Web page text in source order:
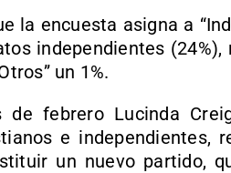
la encuesta asigna a
independientes
un 1%.
de febrero Lucinda
e independientes,
un nuevo partido,